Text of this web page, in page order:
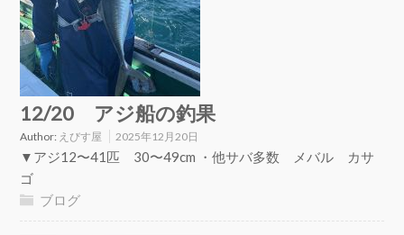
12/20 アジ船の釣果
Author: えびす屋 2025年12月20日
▼アジ12〜41匹 30〜49cm ・他サバ多数 メバル カサ
ゴ
ブログ